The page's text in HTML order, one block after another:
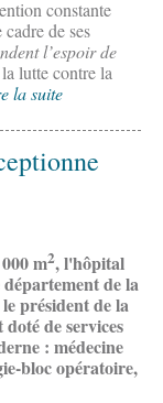
constante
de ses
l’espoir de
lutte contre la
la suite
m2, l'hôpital
de la
président de la
de services
: médecine
bloc opératoire,